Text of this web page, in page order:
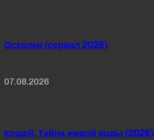
Осколки (сериал 2026)
07.08.2026
Кощей. Тайна живой воды (2026)